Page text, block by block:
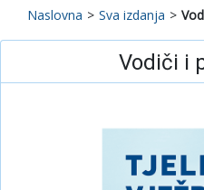
Naslovna > Sva izdanja >
Vodiči i